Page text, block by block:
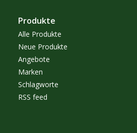
Produkte
Alle Produkte
Neue Produkte
Angebote
Marken
Schlagworte
RSS feed